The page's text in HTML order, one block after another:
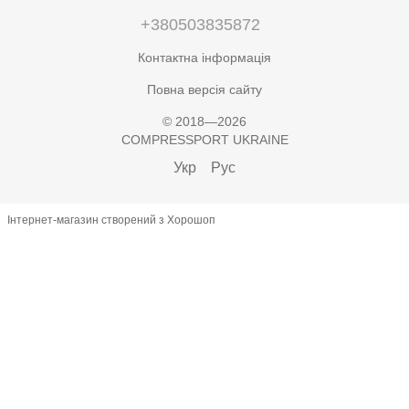
+380503835872
Контактна інформація
Повна версія сайту
© 2018—2026
COMPRESSPORT UKRAINE
Укр Рус
Інтернет-магазин створений з Хорошоп